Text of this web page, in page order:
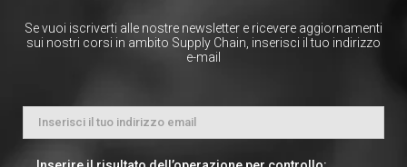
Se vuoi iscriverti alle nostre newsletter e ricevere aggiornamenti
sui nostri corsi in ambito Supply Chain, inserisci il tuo indirizzo
e-mail